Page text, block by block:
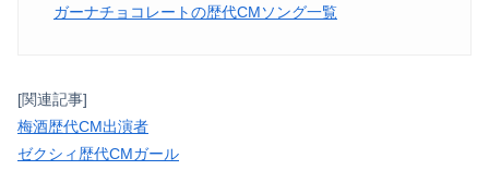
ガーナチョコレートの歴代CMソング一覧
[関連記事]
梅酒歴代CM出演者
ゼクシィ歴代CMガール